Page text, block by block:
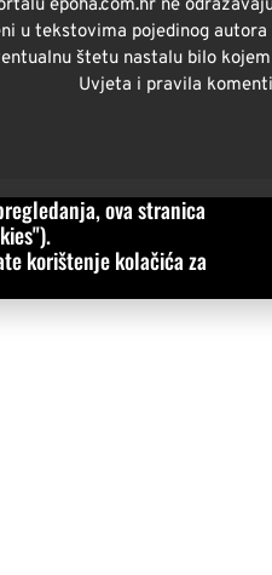
epoha.com.hr ne
u tekstovima pojedinog
štetu nastalu bilo
Uvjeta i pravila
ova stranica
korištenje kolačića za